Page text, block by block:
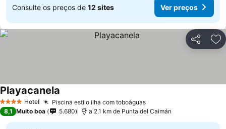
Consulte os preços de 12 sites Ver preços
Partilhar
4 EstrelasHotel Piscina estilo ilha com toboáguas
Playacanela
8,1 Muito boa 5.680 a 2.1 km de Punta del Caimán